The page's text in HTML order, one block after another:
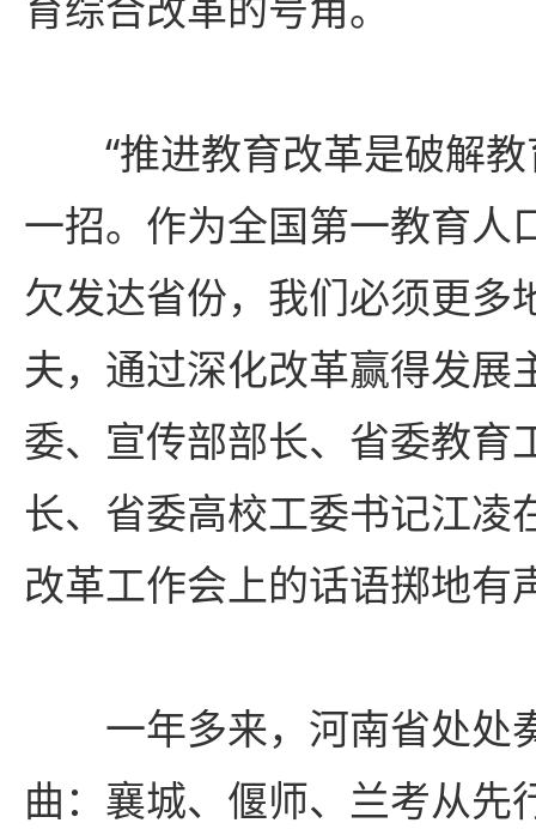
“推进教育改革是破解教
一招。作为全国第一教育人
欠发达省份，我们必须更多
夫，通过深化改革赢得发展
委、宣传部部长、省委教育
长、省委高校工委书记江凌
改革工作会上的话语掷地有
一年多来，河南省处处
曲：襄城、偃师、兰考从先